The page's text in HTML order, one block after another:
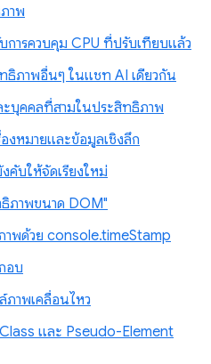
าพ
การควบคุม CPU ที่ปรับเทียบแล้ว
ธิภาพอื่นๆ ในแชท AI เดียวกัน
บุคคลที่สามในประสิทธิภาพ
งหมายและข้อมูลเชิงลึก
คับให้จัดเรียงใหม่
ภาพขนาด DOM"
าพด้วย console.timeStamp
อบ
ภาพเคลื่อนไหว
และ Pseudo-Element